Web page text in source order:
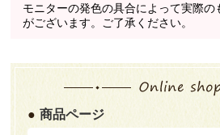
モニターの発色の具合によって実際の
がございます。ご了承ください。
商品ページ